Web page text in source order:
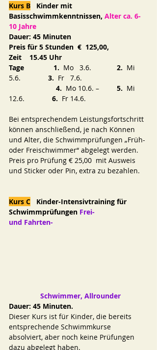
Kurs B Kinder mit
Basisschwimmkenntnissen, Alter ca. 6-
10 Jahre
Dauer: 45 Minuten
Preis für 5 Stunden  €  125,00,
Zeit    15.45 Uhr
Tage
1. Mo   3.6. 2. Mi
5.6. 3. Fr   7.6.
4. Mo 10.6. – 5. Mi
12.6. 6. Fr 14.6.
Bei entsprechendem Leistungsfortschritt
können anschließend, je nach Können
und Alter, die Schwimmprüfungen „Früh-
oder Freischwimmer“ abgelegt werden.
Preis pro Prüfung € 25,00  mit Ausweis
und Sticker oder Pin, extra zu bezahlen.
Kurs C Kinder-Intensivtraining für
Schwimmprüfungen Frei-
und Fahrten-
Schwimmer, Allrounder
Dauer: 45 Minuten.
Dieser Kurs ist für Kinder, die bereits
entsprechende Schwimmkurse
absolviert, aber noch keine Prüfungen
dazu abgelegt haben.